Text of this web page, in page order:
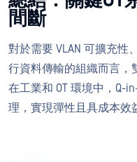
間斷
對於需要 VLAN 可擴充性
行資料傳輸的組織而言，
在工業和 OT 環境中，Q-
理，實現彈性且具成本效